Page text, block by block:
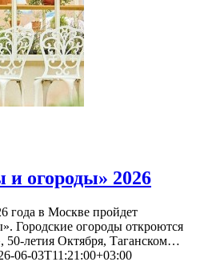
огороды» 2026
года в Москве пройдет
Городские огороды откроются
50-летия Октября, Таганском…
06-03T11:21:00+03:00